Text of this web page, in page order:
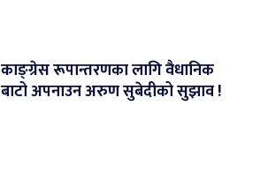
काङ्ग्रेस रूपान्तरणका लागि वैधानिक
बाटो अपनाउन अरुण सुबेदीको सुझाव !